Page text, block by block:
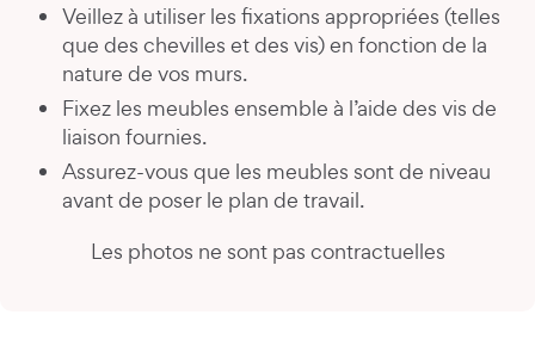
Veillez à utiliser les fixations appropriées (telles
que des chevilles et des vis) en fonction de la
nature de vos murs.
Fixez les meubles ensemble à l’aide des vis de
liaison fournies.
Assurez-vous que les meubles sont de niveau
avant de poser le plan de travail.
Les photos ne sont pas contractuelles